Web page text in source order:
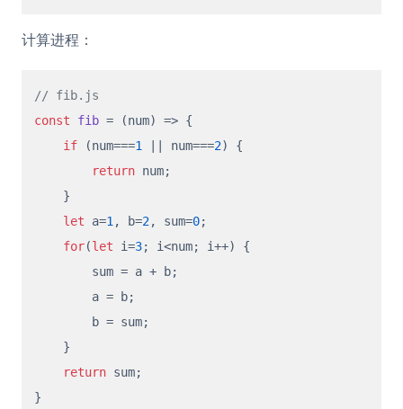
计算进程：
// fib.js
const
fib = (num) => {
if (num===1 || num===2) {
return num;
    }
let a=1, b=2, sum=0;
for(let i=3; i<num; i++) {
        sum = a + b;
        a = b;
        b = sum;
    }
return sum;
}